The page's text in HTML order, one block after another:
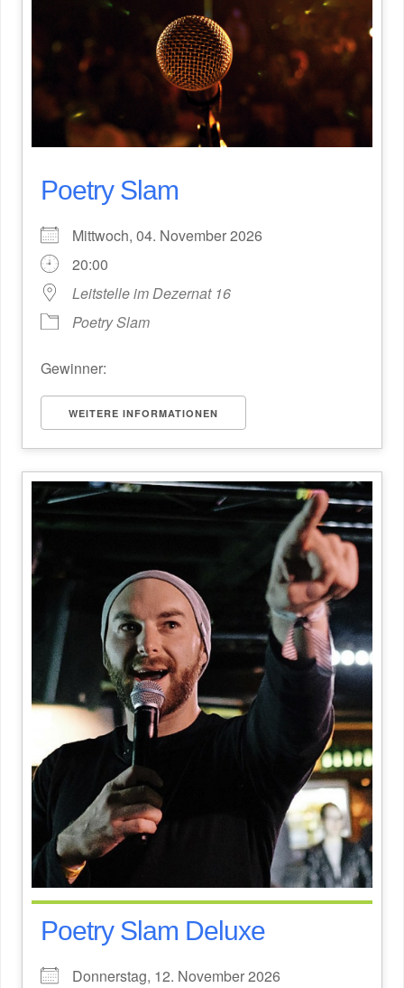
Poetry Slam
Mittwoch, 04. November 2026
20:00
Leitstelle im Dezernat 16
Poetry Slam
Gewinner:
WEITERE INFORMATIONEN
Poetry Slam Deluxe
Donnerstag, 12. November 2026